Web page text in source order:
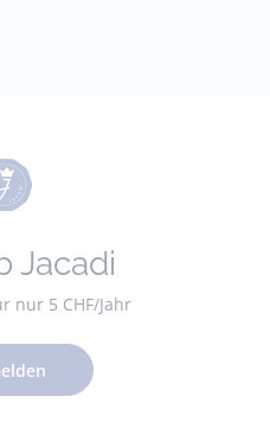
Jacadi
nur 5 CHF/Jahr